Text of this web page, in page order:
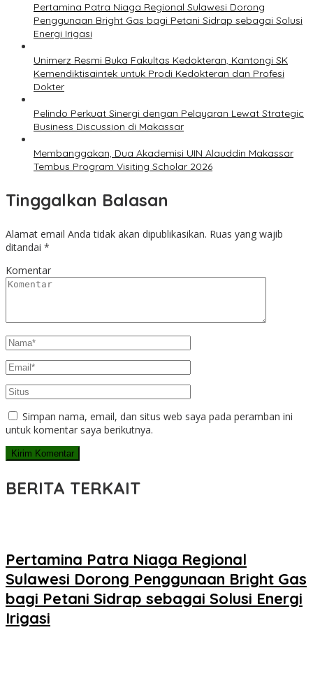
Pertamina Patra Niaga Regional Sulawesi Dorong
Penggunaan Bright Gas bagi Petani Sidrap sebagai Solusi
Energi Irigasi
Unimerz Resmi Buka Fakultas Kedokteran, Kantongi SK
Kemendiktisaintek untuk Prodi Kedokteran dan Profesi
Dokter
Pelindo Perkuat Sinergi dengan Pelayaran Lewat Strategic
Business Discussion di Makassar
Membanggakan, Dua Akademisi UIN Alauddin Makassar
Tembus Program Visiting Scholar 2026
Tinggalkan Balasan
Alamat email Anda tidak akan dipublikasikan. Ruas yang wajib
ditandai *
Komentar
Simpan nama, email, dan situs web saya pada peramban ini
untuk komentar saya berikutnya.
BERITA TERKAIT
Pertamina Patra Niaga Regional
Sulawesi Dorong Penggunaan Bright Gas
bagi Petani Sidrap sebagai Solusi Energi
Irigasi